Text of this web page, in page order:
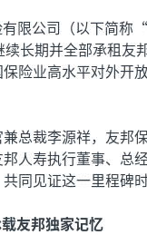
限公司（以下简称
长期并全部承租友
险业高水平对外开
总裁李源祥，友邦
人寿执行董事、总
同见证这一里程碑时
友邦独家记忆